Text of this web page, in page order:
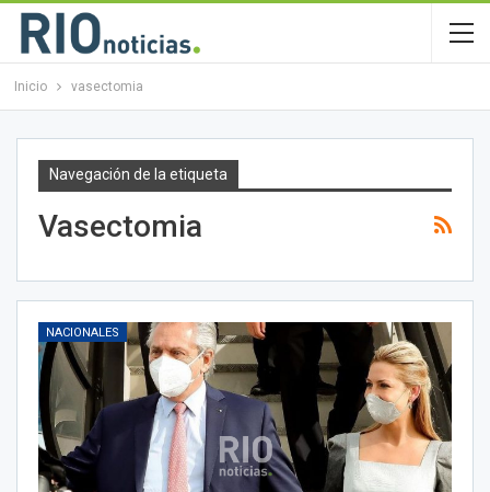
Inicio vasectomia
Navegación de la etiqueta
Vasectomia
NACIONALES